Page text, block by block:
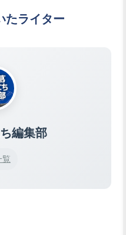
たライター
編集部
覧